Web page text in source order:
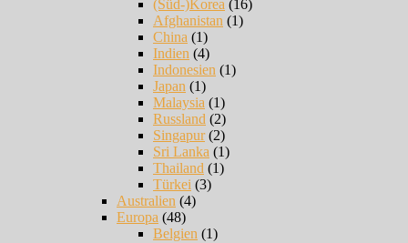
(Süd-)Korea (16)
Afghanistan (1)
China (1)
Indien (4)
Indonesien (1)
Japan (1)
Malaysia (1)
Russland (2)
Singapur(2)
Sri Lanka (1)
Thailand (1)
Türkei (3)
Australien (4)
Europa (48)
Belgien (1)